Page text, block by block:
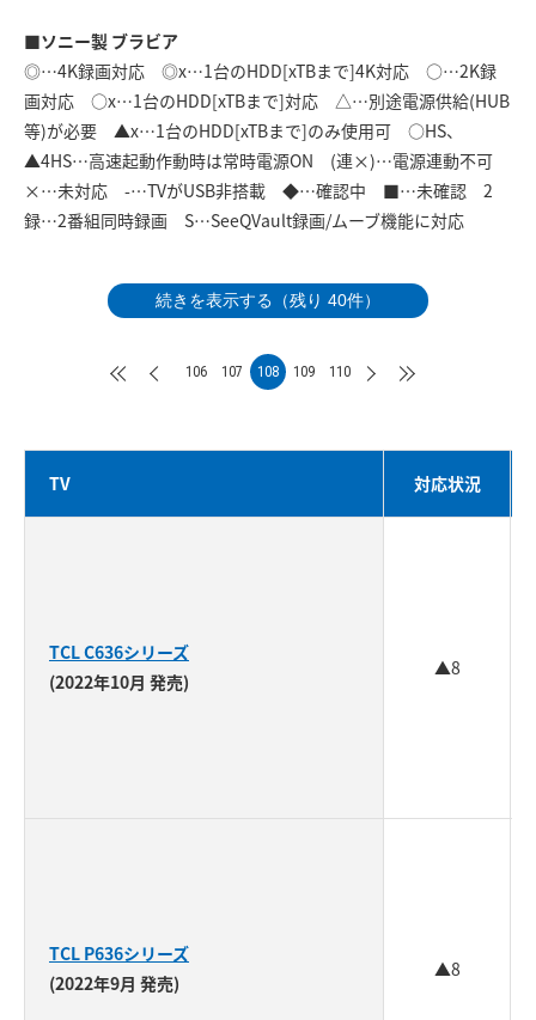
■ソニー製 ブラビア
◎…4K録画対応 ◎x…1台のHDD[xTBまで]4K対応 ○…2K録
画対応 ○x…1台のHDD[xTBまで]対応 △…別途電源供給(HUB
等)が必要 ▲x…1台のHDD[xTBまで]のみ使用可 ○HS、
▲4HS…高速起動作動時は常時電源ON (連×)…電源連動不可
×…未対応 -…TVがUSB非搭載 ◆…確認中 ■…未確認 2
録…2番組同時録画 S…SeeQVault録画/ムーブ機能に対応
続きを表示する（残り 40件）
106 107 108 109 110
TV 対応状況
TCL C636シリーズ
(2022年10月 発売)
▲8
TCL P636シリーズ
(2022年9月 発売)
▲8